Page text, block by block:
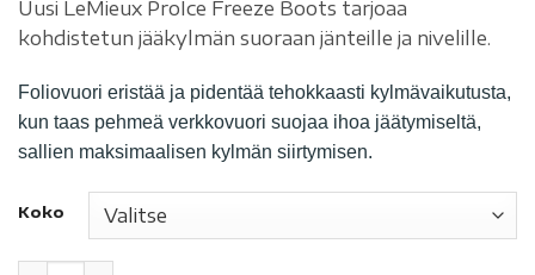
Uusi LeMieux ProIce Freeze Boots tarjoaa
kohdistetun jääkylmän suoraan jänteille ja nivelille.
Foliovuori eristää ja pidentää tehokkaasti kylmävaikutusta,
kun taas pehmeä verkkovuori suojaa ihoa jäätymiseltä,
sallien maksimaalisen kylmän siirtymisen.
Koko